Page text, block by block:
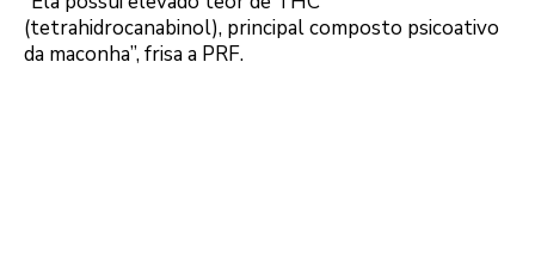
(tetrahidrocanabinol), principal composto psicoativo
da maconha”, frisa a PRF.